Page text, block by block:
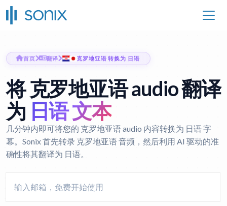
首页 翻译 克罗地亚语 转换为 日语
将 克罗地亚语 audio 翻译
为 日语 文本
几分钟内即可将您的 克罗地亚语 audio 内容转换为 日语 字
幕。Sonix 首先转录 克罗地亚语 音频，然后利用 AI 驱动的准
确性将其翻译为 日语。